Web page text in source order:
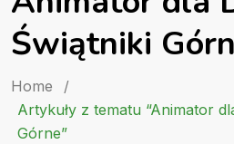
Świątniki
Home
/
Artykuły z tematu “Animator
Górne”